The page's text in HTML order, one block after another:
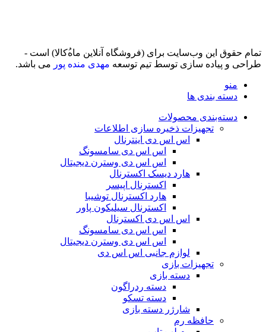
تمام حقوق اين وب‌سايت برای (فروشگاه آنلاین ماه‌‌‌‌‌‌ُکالا) است -
طراحی و پیاده سازی توسط تیم توسعه مهدی منده پور می باشد.
منو
دسته بندی ها
دسته‌بندی محصولات
تجهیزات ذخیره سازی اطلاعات
اس اس دی اینترنال
اس اس دی سامسونگ
اس اس دی وسترن دیجیتال
هارد دیسک اکسترنال
اکسترنال اپیسر
هارد اکسترنال توشیبا
اکسترنال سیلیکون پاور
اس اس دی اکسترنال
اس اس دی سامسونگ
اس اس دی وسترن دیجیتال
لوازم جانبی اس اس دی
تجهیزات بازی
دسته بازی
دسته ردراگون
دسته تسکو
شارژر دسته بازی
حافظه رم